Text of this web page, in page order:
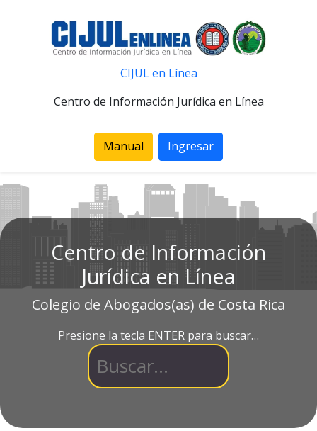
CIJUL en Línea
Centro de Información Jurídica en Línea
Manual Ingresar
Centro de Información
Jurídica en Línea
Colegio de Abogados(as) de Costa Rica
Presione la tecla ENTER para buscar…